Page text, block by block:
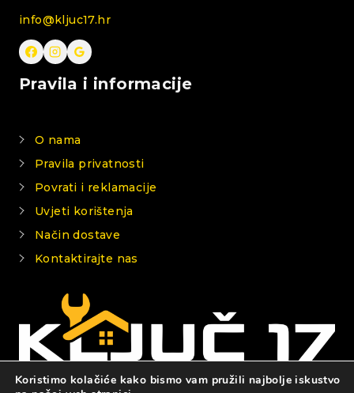
info@kljuc17.hr
Pravila i informacije
O nama
Pravila privatnosti
Povrati i reklamacije
Uvjeti korištenja
Način dostave
Kontaktirajte nas
Koristimo kolačiće kako bismo vam pružili najbolje iskustvo